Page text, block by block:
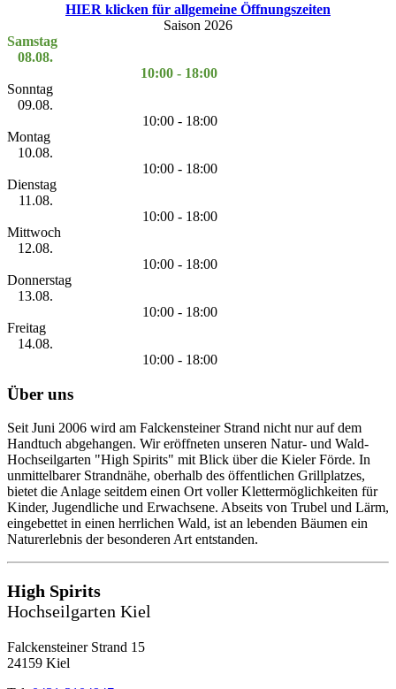
HIER klicken für allgemeine Öffnungszeiten
Saison 2026
Samstag
08.08.
10:00 - 18:00
Sonntag
09.08.
10:00 - 18:00
Montag
10.08.
10:00 - 18:00
Dienstag
11.08.
10:00 - 18:00
Mittwoch
12.08.
10:00 - 18:00
Donnerstag
13.08.
10:00 - 18:00
Freitag
14.08.
10:00 - 18:00
Über uns
Seit Juni 2006 wird am Falckensteiner Strand nicht nur auf dem
Handtuch abgehangen. Wir eröffneten unseren Natur- und Wald-
Hochseilgarten "High Spirits" mit Blick über die Kieler Förde. In
unmittelbarer Strandnähe, oberhalb des öffentlichen Grillplatzes,
bietet die Anlage seitdem einen Ort voller Klettermöglichkeiten für
Kinder, Jugendliche und Erwachsene. Abseits von Trubel und Lärm,
eingebettet in einen herrlichen Wald, ist an lebenden Bäumen ein
Naturerlebnis der besonderen Art entstanden.
High Spirits
Hochseilgarten Kiel
Falckensteiner Strand 15
24159 Kiel